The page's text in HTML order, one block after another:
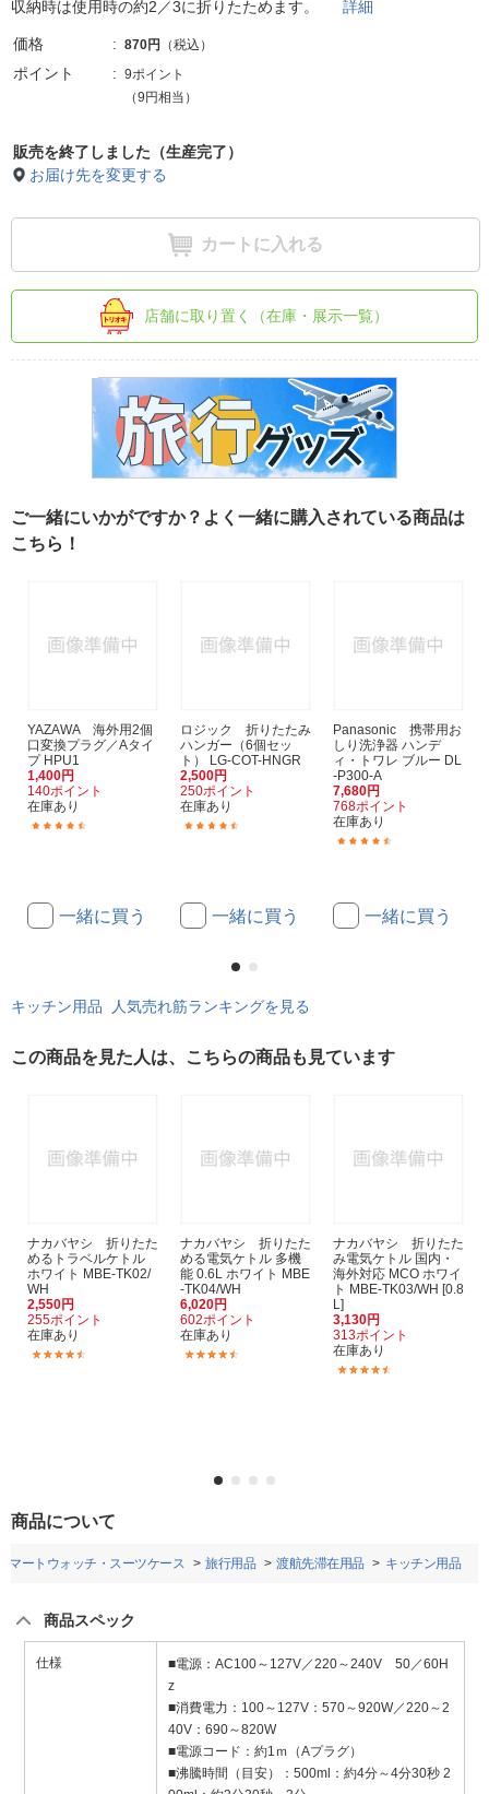
収納時は使用時の約2／3に折りたためます。 詳細
価格 870円 （税込）
ポイント
9ポイント
（9円相当）
販売を終了しました（生産完了）
お届け先を変更する
カートに入れる
店舗に取り置く（在庫・展示一覧）
ご一緒にいかがですか？よく一緒に購入されている商品は
こちら！
YAZAWA 海外用2個
口変換プラグ／Aタイ
プ HPU1
1,400円
140ポイント
在庫あり
一緒に買う
ロジック 折りたたみ
ハンガー（6個セッ
ト） LG-COT-HNGR
2,500円
250ポイント
在庫あり
一緒に買う
Panasonic 携帯用お
しり洗浄器 ハンデ
ィ・トワレ ブルー DL
-P300-A
7,680円
768ポイント
在庫あり
一緒に買う
キッチン用品 人気売れ筋ランキングを見る
この商品を見た人は、こちらの商品も見ています
ナカバヤシ 折りたた
めるトラベルケトル
ホワイト MBE-TK02/
WH
2,550円
255ポイント
在庫あり
ナカバヤシ 折りたた
める電気ケトル 多機
能 0.6L ホワイト MBE
-TK04/WH
6,020円
602ポイント
在庫あり
ナカバヤシ 折りたた
み電気ケトル 国内・
海外対応 MCO ホワイ
ト MBE-TK03/WH [0.8
L]
3,130円
313ポイント
在庫あり
商品について
マートウォッチ・スーツケース 旅行用品 渡航先滞在用品 キッチン用品
商品スペック
仕様
■電源：AC100～127V／220～240V 50／60H
z
■消費電力：100～127V：570～920W／220～2
40V：690～820W
■電源コード：約1ｍ（Aプラグ）
■沸騰時間（目安）：500ml：約4分～4分30秒 2